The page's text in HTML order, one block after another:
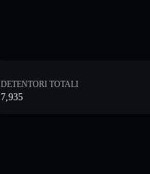
DETENTORI TOTALI
7,935